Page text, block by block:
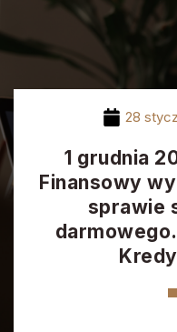
28
1 grudnia
Finansowy
sprawie